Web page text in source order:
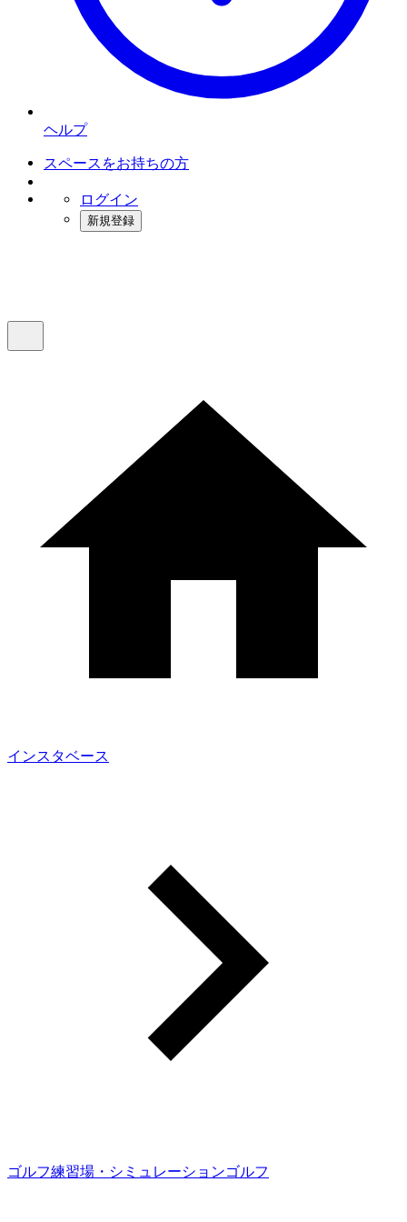
ヘルプ
スペースをお持ちの方
ログイン
新規登録
インスタベース
ゴルフ練習場・シミュレーションゴルフ